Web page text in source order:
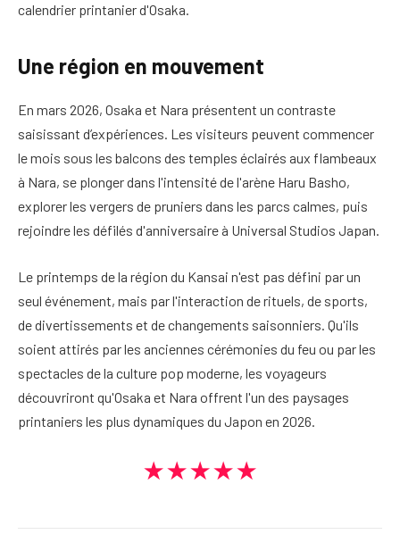
calendrier printanier d'Osaka.
Une région en mouvement
En mars 2026, Osaka et Nara présentent un contraste
saisissant d’expériences. Les visiteurs peuvent commencer
le mois sous les balcons des temples éclairés aux flambeaux
à Nara, se plonger dans l'intensité de l'arène Haru Basho,
explorer les vergers de pruniers dans les parcs calmes, puis
rejoindre les défilés d'anniversaire à Universal Studios Japan.
Le printemps de la région du Kansai n'est pas défini par un
seul événement, mais par l'interaction de rituels, de sports,
de divertissements et de changements saisonniers. Qu'ils
soient attirés par les anciennes cérémonies du feu ou par les
spectacles de la culture pop moderne, les voyageurs
découvriront qu'Osaka et Nara offrent l'un des paysages
printaniers les plus dynamiques du Japon en 2026.
★★★★★